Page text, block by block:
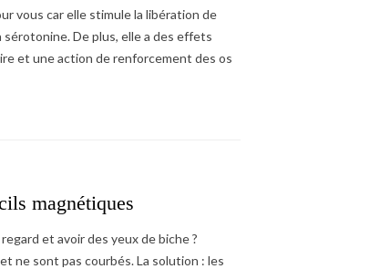
vous car elle stimule la libération de
sérotonine. De plus, elle a des effets
et une action de renforcement des os
magnétiques
et avoir des yeux de biche ?
ne sont pas courbés. La solution : les